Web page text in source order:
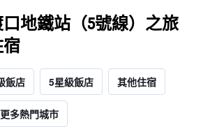
地鐵站（5號線）之旅
飯店 5星級飯店 其他住宿
更多熱門城市